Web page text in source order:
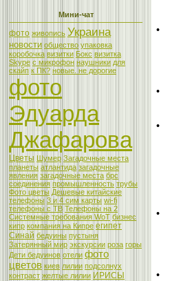
Мини-чат
фото живопись Украина
новости общество упаковка
коробочка визитки Бокс визитка
Skype с микрофон наушники для
скайп к ПК? новые. не дорогие
фото
Эдуарда
Джафарова
Цветы Шумер Загадочные места
планеты атлантида загадочные
явления загадочные места брс
соединения промышленность трубы
Фото цветы Дешевые китайские
телефоны 3 и 4 сим карты wi-fi
телефоны с ТВ Телефоны на 2
Системные требования WoT бизнес
кипр компания на Кипре египет
Синай бедуины пустыня
Затерянный мир экскурсии роза горы
Дети бедуинов отели фото
цветов киев лилии подсолнух
контраст желтые лилии ИРИСЫ
·
·
·
·
·